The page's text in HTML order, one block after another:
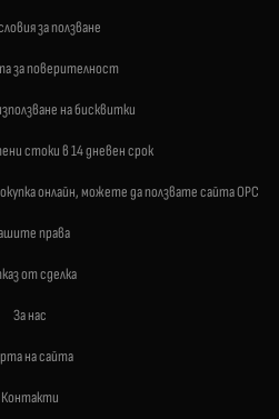
за ползване
за поверителност
на бисквитки
стоки в 14 дневен срок
онлайн, можете да ползвате сайта ОРС
права
от сделка
За нас
на сайта
Контакти